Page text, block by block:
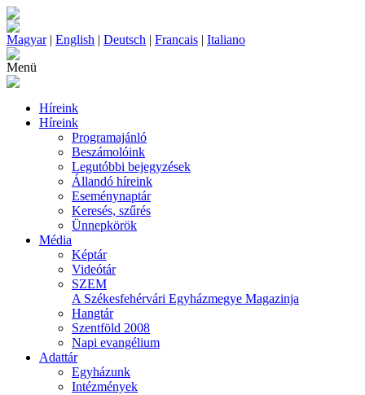
Magyar| English | Deutsch | Francais | Italiano
Menü
Híreink
Híreink
Programajánló
Beszámolóink
Legutóbbi bejegyzések
Állandó híreink
Eseménynaptár
Keresés, szűrés
Ünnepkörök
Média
Képtár
Videótár
SZEM
A Székesfehérvári Egyházmegye Magazinja
Hangtár
Szentföld 2008
Napi evangélium
Adattár
Egyházunk
Intézmények